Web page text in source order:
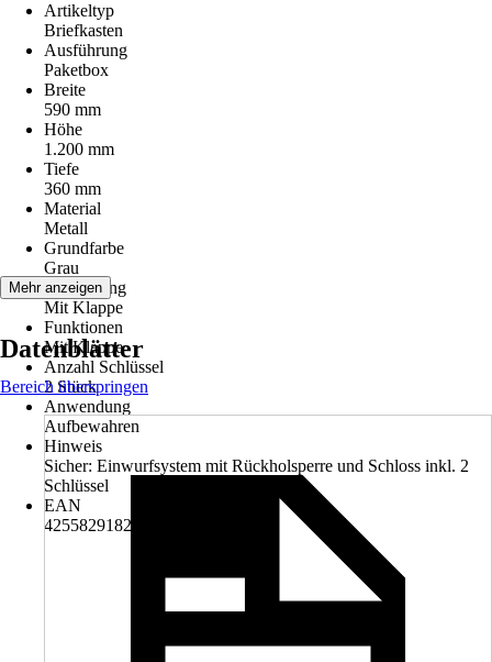
Artikeltyp
Briefkasten
Ausführung
Paketbox
Breite
590 mm
Höhe
1.200 mm
Tiefe
360 mm
Material
Metall
Grundfarbe
Grau
Ausstattung
Mit Klappe
Funktionen
Mit Klappe
Anzahl Schlüssel
2 Stück
Anwendung
Aufbewahren
Hinweis
Sicher: Einwurfsystem mit Rückholsperre und Schloss inkl. 2
Schlüssel
EAN
4255829182772
Mehr anzeigen
Datenblätter
Bereich überspringen